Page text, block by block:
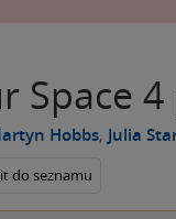
Space
Hobbs, Julia
do seznamu